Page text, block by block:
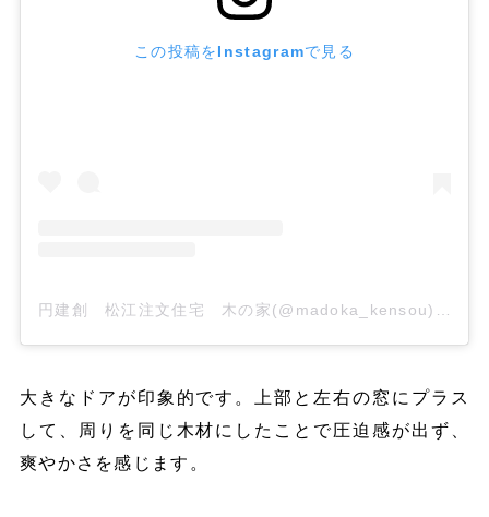
この投稿をInstagramで見る
大きなドアが印象的です。上部と左右の窓にプラス
して、周りを同じ木材にしたことで圧迫感が出ず、
爽やかさを感じます。